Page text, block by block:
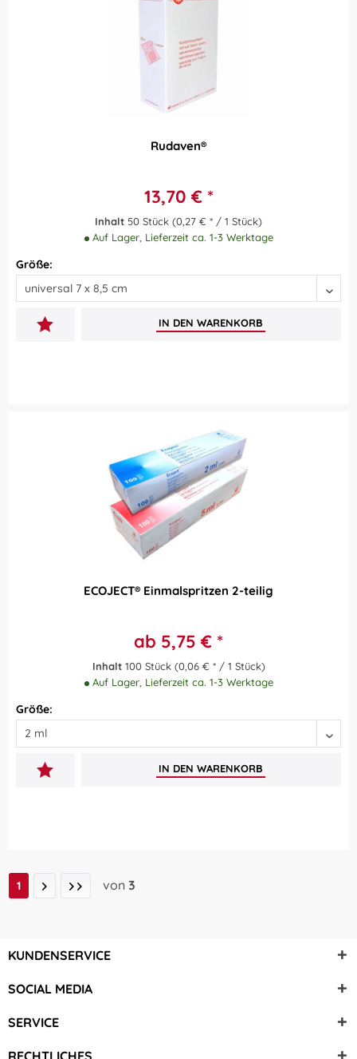
Rudaven®
13,70 € *
Inhalt 50 Stück(0,27 € * / 1 Stück)
Auf Lager, Lieferzeit ca. 1-3 Werktage
Größe:
IN DEN WARENKORB
ECOJECT® Einmalspritzen 2-teilig
ab 5,75 € *
Inhalt 100 Stück (0,06 € * / 1 Stück)
Auf Lager, Lieferzeit ca. 1-3 Werktage
Größe:
IN DEN WARENKORB
1 von 3
KUNDENSERVICE
SOCIAL MEDIA
SERVICE